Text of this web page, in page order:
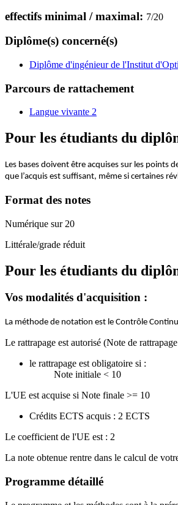
effectifs minimal / maximal: 7/20
Diplôme(s) concerné(s)
Diplôme d'ingénieur de l'Institut
Parcours de rattachement
Langue vivante 2
Pour les étudiants du
Les bases doivent être acquises sur les points
que l’acquis est suffisant, même si certaines
Format des notes
Numérique sur 20
Littérale/grade réduit
Pour les étudiants du
Vos modalités d'acquisition :
La méthode de notation est le Contrôle
Le rattrapage est autorisé (Note de
le rattrapage est obligatoire si :
Note initiale < 10
L'UE est acquise si Note finale >= 10
Crédits ECTS acquis : 2 ECTS
Le coefficient de l'UE est : 2
La note obtenue rentre dans le calcul de
Programme détaillé